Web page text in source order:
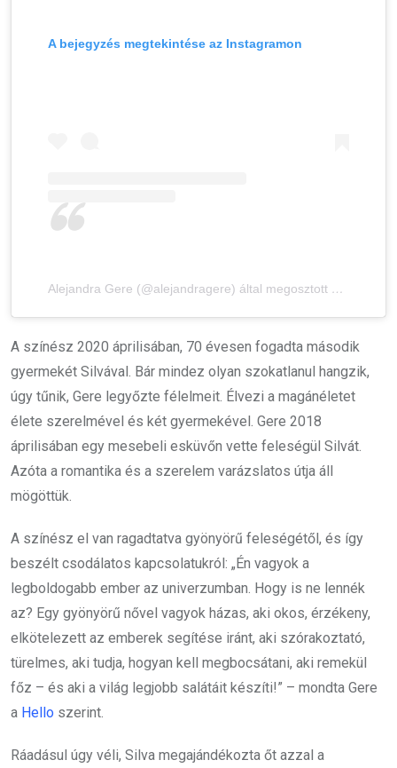
A bejegyzés megtekintése az Instagramon
Alejandra Gere (@alejandragere) által megosztott bejegyzés
A színész 2020 áprilisában, 70 évesen fogadta második
gyermekét Silvával. Bár mindez olyan szokatlanul hangzik,
úgy tűnik, Gere legyőzte félelmeit. Élvezi a magánéletet
élete szerelmével és két gyermekével. Gere 2018
áprilisában egy mesebeli esküvőn vette feleségül Silvát.
Azóta a romantika és a szerelem varázslatos útja áll
mögöttük.
A színész el van ragadtatva gyönyörű feleségétől, és így
beszélt csodálatos kapcsolatukról: „Én vagyok a
legboldogabb ember az univerzumban. Hogy is ne lennék
az? Egy gyönyörű nővel vagyok házas, aki okos, érzékeny,
elkötelezett az emberek segítése iránt, aki szórakoztató,
türelmes, aki tudja, hogyan kell megbocsátani, aki remekül
főz – és aki a világ legjobb salátáit készíti!” – mondta Gere
a Hello szerint.
Ráadásul úgy véli, Silva megajándékozta őt azzal a